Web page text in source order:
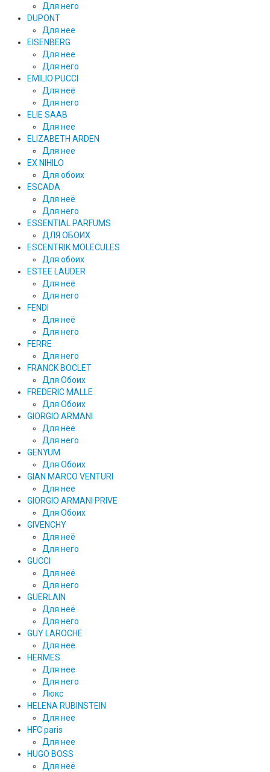
Для него
DUPONT
Для нее
EISENBERG
Для нее
Для него
EMILIO PUCCI
Для неё
Для него
ELIE SAAB
Для нее
ELIZABETH ARDEN
Для нее
EX NIHILO
Для обоих
ESCADA
Для неё
Для него
ESSENTIAL PARFUMS
ДЛЯ ОБОИХ
ESCENTRIK MOLECULES
Для обоих
ESTEE LAUDER
Для неё
Для него
FENDI
Для неё
Для него
FERRE
Для него
FRANCK BOCLET
Для Обоих
FREDERIC MALLE
Для Обоих
GIORGIO ARMANI
Для неё
Для него
GENYUM
Для Обоих
GIAN MARCO VENTURI
Для нее
GIORGIO ARMANI PRIVE
Для Обоих
GIVENCHY
Для неё
Для него
GUCCI
Для неё
Для него
GUERLAIN
Для неё
Для него
GUY LAROCHE
Для нее
HERMES
Для нее
Для него
Люкс
HELENA RUBINSTEIN
Для нее
HFC paris
Для нее
HUGO BOSS
Для неё